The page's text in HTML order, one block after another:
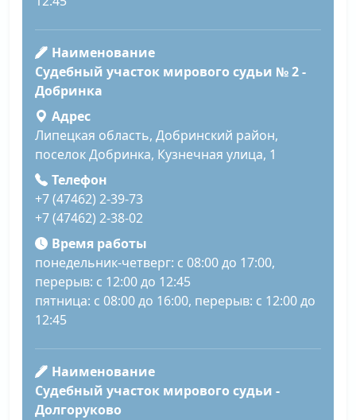
Наименование
Судебный участок мирового судьи № 2 -
Добринка
Адрес
Липецкая область, Добринский район,
поселок Добринка, Кузнечная улица, 1
Телефон
+7 (47462) 2-39-73
+7 (47462) 2-38-02
Время работы
понедельник-четверг: с 08:00 до 17:00,
перерыв: с 12:00 до 12:45
пятница: с 08:00 до 16:00, перерыв: с 12:00 до
12:45
Наименование
Судебный участок мирового судьи -
Долгоруково